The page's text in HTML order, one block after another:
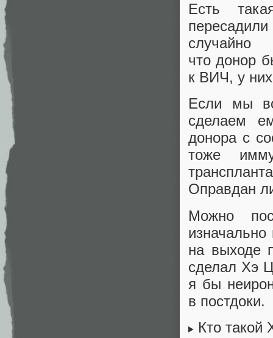
Есть
что донор
к ВИЧ, у
Если мы
сделаем
донора с
тоже
Оправдан
Можно
на выходе
сделал Хэ
я бы
в постдоки.
Кто такой